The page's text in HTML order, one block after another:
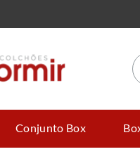
Conjunto Box